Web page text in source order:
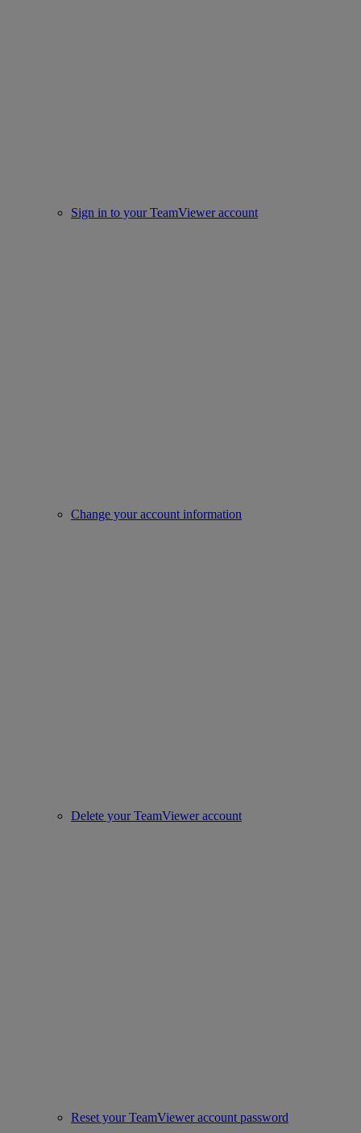
Sign in to your TeamViewer account
Change your account information
Delete your TeamViewer account
Reset your TeamViewer account password